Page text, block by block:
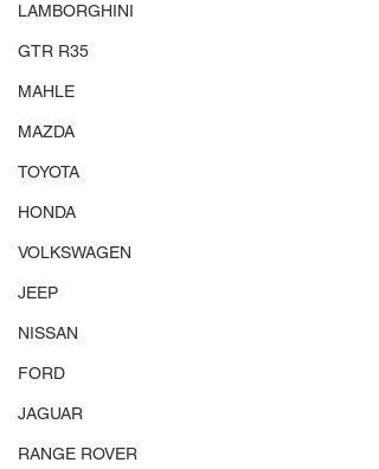
LAMBORGHINI
GTR R35
MAHLE
MAZDA
TOYOTA
HONDA
VOLKSWAGEN
JEEP
NISSAN
FORD
JAGUAR
RANGE ROVER